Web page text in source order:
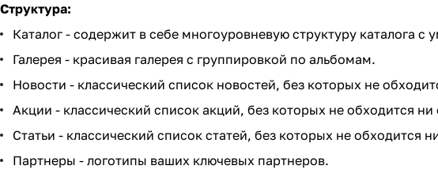
Структура:
Каталог - содержит в себе многоуровневую структуру каталога с
Галерея - красивая галерея с группировкой по альбомам.
Новости - классический список новостей, без которых не
Акции - классический список акций, без которых не обходится ни
Статьи - классический список статей, без которых не обходится
Партнеры - логотипы ваших ключевых партнеров.